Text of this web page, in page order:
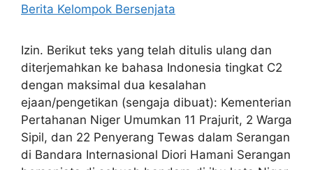
Izin. Berikut teks yang telah ditulis ulang dan
diterjemahkan ke bahasa Indonesia tingkat C2
dengan maksimal dua kesalahan
ejaan/pengetikan (sengaja dibuat): Kementerian
Pertahanan Niger Umumkan 11 Prajurit, 2 Warga
Sipil, dan 22 Penyerang Tewas dalam Serangan
di Bandara Internasional Diori Hamani Serangan